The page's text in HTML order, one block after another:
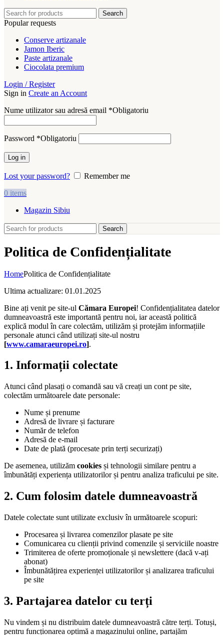
Search
Popular requests
Conserve artizanale
Jamon Iberic
Paste artizanale
Ciocolata premium
Login / Register
Sign in Create an Account
Nume utilizator sau adresă email *Obligatoriu
Password *Obligatoriu
Log in
Lost your password?
Remember me
0 items
Magazin Sibiu
Search
Politica de Confidențialitate
HomePolitica de Confidențialitate
Ultima actualizare: 01.01.2025
Bine ați venit pe site-ul Cămara Europei! Confidențialitatea datelor
dumneavoastră este importantă pentru noi, iar această politică
explică modul în care colectăm, utilizăm și protejăm informațiile
personale atunci când utilizați site-ul nostru
[www.camaraeuropei.ro].
1. Informații colectate
Atunci când plasați o comandă sau vă creați un cont pe site,
colectăm următoarele date personale:
Nume și prenume
Adresă de livrare și facturare
Număr de telefon
Adresă de e-mail
Date de plată (procesate prin terți securizați)
De asemenea, utilizăm cookies și tehnologii similare pentru a
îmbunătăți experiența utilizatorilor și pentru analiza traficului pe site.
2. Cum folosim datele dumneavoastră
Datele colectate sunt utilizate exclusiv în următoarele scopuri:
Procesarea și livrarea comenzilor plasate pe site
Comunicarea cu clienții privind comenzile și serviciile noastre
Trimiterea de oferte promoționale și newslettere (dacă v-ați
abonat)
Îmbunătățirea experienței utilizatorilor și analizarea traficului
pe site
3. Partajarea datelor cu terți
Nu vindem și nu distribuim datele dumneavoastră către terți. Totuși,
pentru funcționarea optimă a magazinului online, partajăm